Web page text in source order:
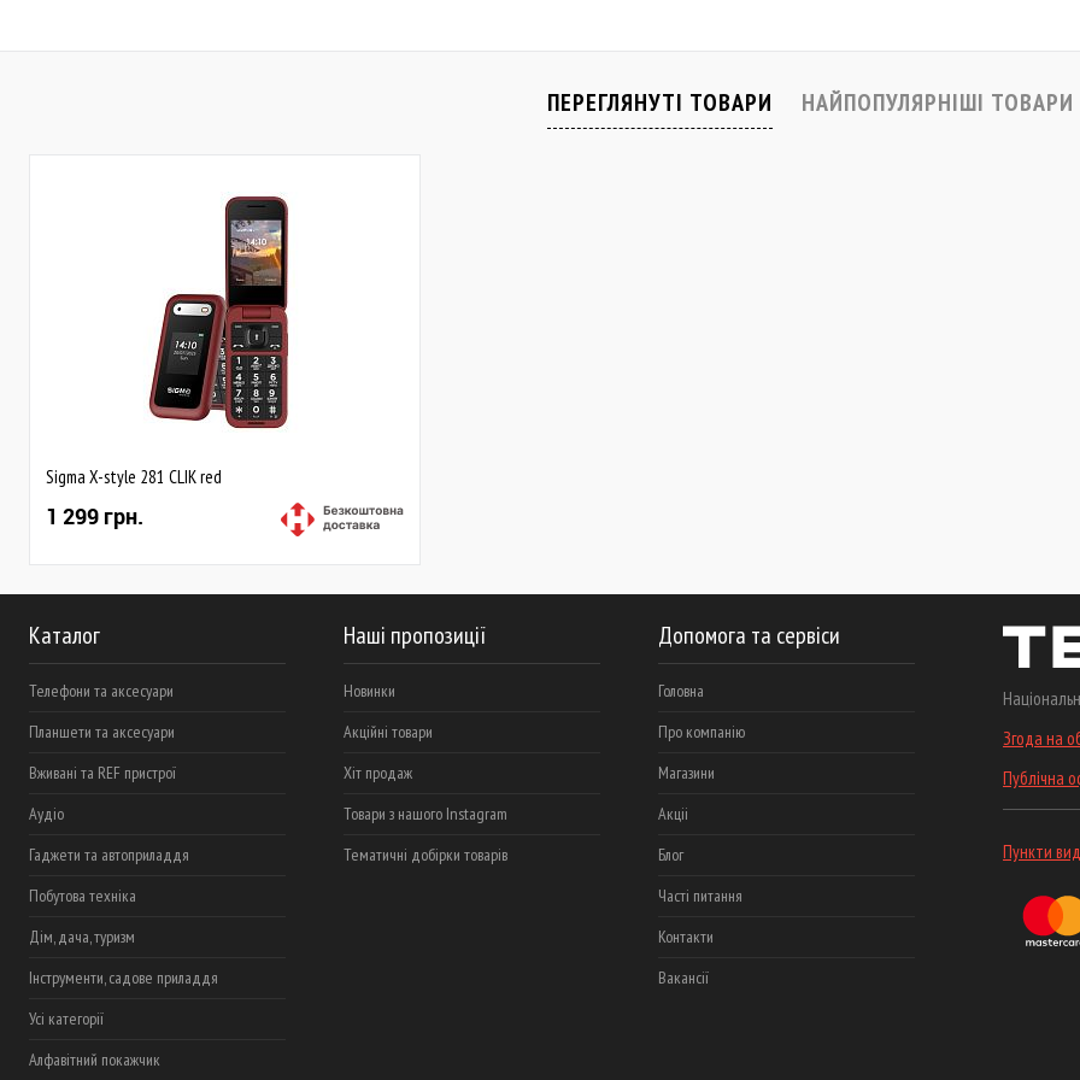
ПЕРЕГЛЯНУТІ ТОВАРИ НАЙПОПУЛЯРНІШІ ТОВАРИ
Sigma X-style 281 CLIK red
1 299 грн.
Каталог
Телефони та аксесуари
Планшети та аксесуари
Вживані та REF пристрої
Аудіо
Гаджети та автоприладдя
Побутова техніка
Дім, дача, туризм
Інструменти, садове приладдя
Усі категорії
Алфавітний покажчик
Наші пропозиції
Новинки
Акційні товари
Хіт продаж
Товари з нашого Instagram
Тематичні добірки товарів
Допомога та сервіси
Головна
Про компанію
Магазини
Акціі
Блог
Часті питання
Контакти
Вакансії
Згода на
Публічна
Пункти